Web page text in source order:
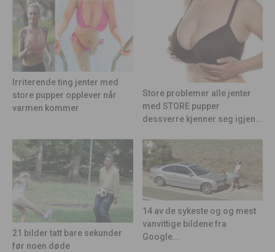
Irriterende ting jenter med
store pupper opplever når
varmen kommer
Store problemer alle jenter
med STORE pupper
dessverre kjenner seg igjen...
21 bilder tatt bare sekunder
før noen døde
14 av de sykeste og og mest
vanvittige bildene fra
Google...